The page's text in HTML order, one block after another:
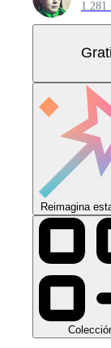
1.281
Reimagina